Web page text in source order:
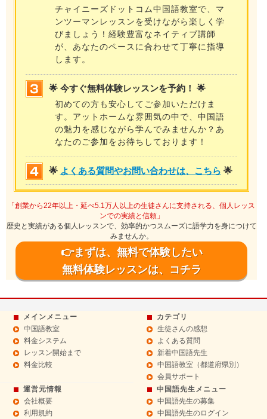
チャイニーズドットコム中国語教室で、マ
ンツーマンレッスンを受けながら楽しく学
びましょう！経験豊富なネイティブ講師
が、あなたのペースに合わせて丁寧に指導
します。
🌟 今すぐ無料体験レッスンを予約！ 🌟
初めての方も安心してご参加いただけま
す。アットホームな雰囲気の中で、中国語
の魅力を感じながら学んでみませんか？あ
なたのご参加をお待ちしております！
🌟 よくある質問やお問い合わせは、こちら 🌟
「創業から22年以上・延べ5.1万人以上の生徒さんに支持される、個人レッス
ンでの実績と信頼」
歴史と実績がある個人レッスンで、効率的かつスムーズに語学力を身につけて
みませんか。
👉まずは、無料で体験したい
無料体験レッスンは、コチラ
メインメニュー
中国語教室
料金システム
レッスン開始まで
料金比較
カテゴリ
生徒さんの感想
よくある質問
新着中国語先生
中国語教室（都道府県別）
会員サポート
運営元情報
会社概要
利用規約
中国語先生メニュー
中国語先生の募集
中国語先生のログイン